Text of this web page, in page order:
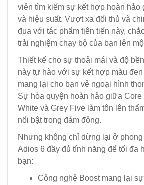
viên tìm kiếm sự kết hợp hoàn hảo
và hiệu suất. Vượt xa đối thủ và
đua với tác phẩm tiên tiến này,
trải nghiệm chạy bộ của bạn lên
Thiết kế cho sự thoải mái và độ
này tự hào với sự kết hợp màu đen
mang lại cho bạn vẻ ngoại hình
Sự hòa quyện hoàn hảo giữa Core
White và Grey Five làm tôn lên
nổi bật trong đám đông.
Nhưng không chỉ dừng lại ở
Adios 6 đầy đủ tính năng để tối đa
bạn:
Công nghệ Boost mang lại